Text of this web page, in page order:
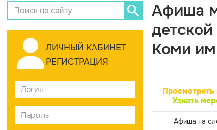
ЛИЧНЫЙ КАБИНЕТ
РЕГИСТРАЦИЯ
Афиша
Коми
Просмотреть
Узнать
Афиша на